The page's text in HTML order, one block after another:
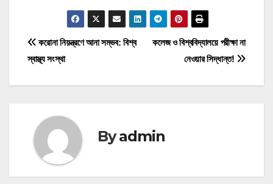
P
o
n
a
কলেজ ও বিশ্ববিদ্যালয়ে পরীক্ষা না
নেওয়ার সিদ্ধান্ত!
করোনা নিয়ন্ত্রণে আনা সম্ভব: বিশ্ব
স্বাস্থ্য সংস্থা
Byadmin